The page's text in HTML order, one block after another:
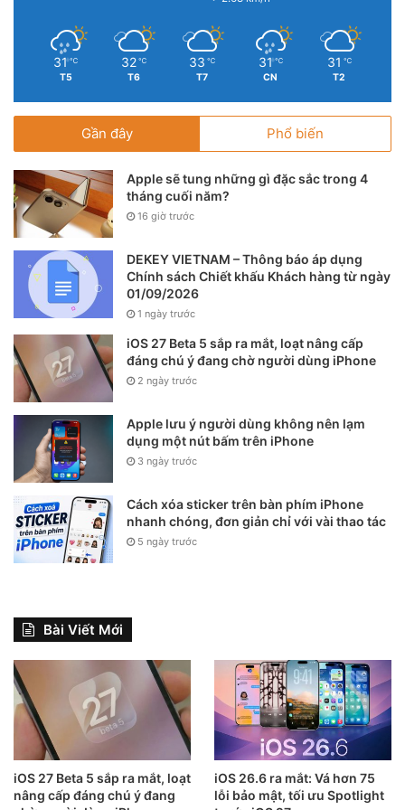
Những chức năng cơ bản của
Smarthome
Tiết kiệm năng lượng
Bằng cách theo dõi hệ thống máy lạnh, sưởi và điện nước
trong nhà của bạn và có thể tắt chúng khi không sử dụng
đến hay ra ngoài nhưng quên tắt các thiết bị điện thì chúng
đã giúp bạn tiết kiệm năng lượng và ngân sách để chi trả
hàng tháng rất nhiều.
Ánh sáng thông minh cho toàn căn
nhà
Hệ thống nhà thông minh sẽ giúp bạn các công việc như:
Hẹn giờ, lên lịch, bật hay tắt các thiết bị dù ở bất cứ nơi nào,
31 ℃
T5
32 ℃
T6
33 ℃
T7
31 ℃
CN
31 ℃
T2
Gần đây Phổ biến
Apple sẽ tung những gì đặc sắc trong 4
tháng cuối năm?
16 giờ trước
DEKEY VIETNAM – Thông báo áp dụng
Chính sách Chiết khấu Khách hàng từ ngày
01/09/2026
1 ngày trước
iOS 27 Beta 5 sắp ra mắt, loạt nâng cấp
đáng chú ý đang chờ người dùng iPhone
2 ngày trước
Apple lưu ý người dùng không nên lạm
dụng một nút bấm trên iPhone
3 ngày trước
Cách xóa sticker trên bàn phím iPhone
nhanh chóng, đơn giản chỉ với vài thao tác
5 ngày trước
Bài Viết Mới
iOS 27 Beta 5 sắp ra mắt, loạt
nâng cấp đáng chú ý đang
iOS 26.6 ra mắt: Vá hơn 75
lỗi bảo mật, tối ưu Spotlight